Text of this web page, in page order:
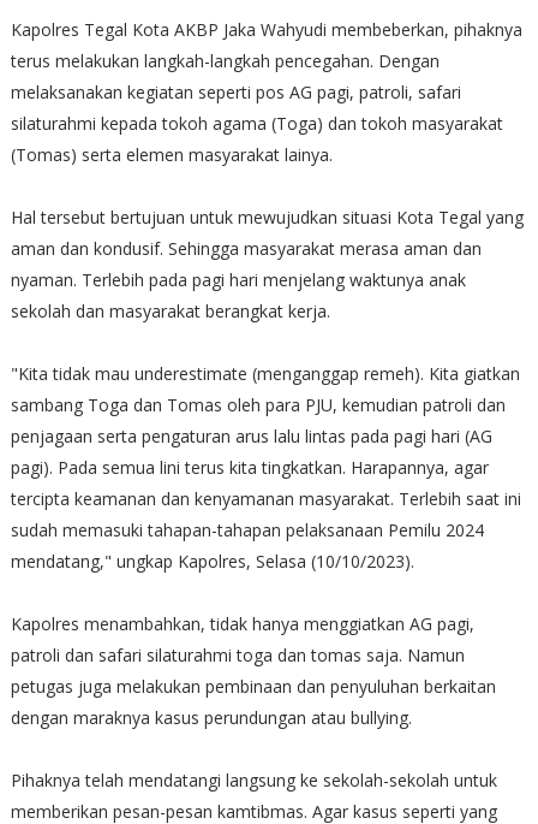
Kapolres Tegal Kota AKBP Jaka Wahyudi membeberkan, pihaknya
terus melakukan langkah-langkah pencegahan. Dengan
melaksanakan kegiatan seperti pos AG pagi, patroli, safari
silaturahmi kepada tokoh agama (Toga) dan tokoh masyarakat
(Tomas) serta elemen masyarakat lainya.
Hal tersebut bertujuan untuk mewujudkan situasi Kota Tegal yang
aman dan kondusif. Sehingga masyarakat merasa aman dan
nyaman. Terlebih pada pagi hari menjelang waktunya anak
sekolah dan masyarakat berangkat kerja.
"Kita tidak mau underestimate (menganggap remeh). Kita giatkan
sambang Toga dan Tomas oleh para PJU, kemudian patroli dan
penjagaan serta pengaturan arus lalu lintas pada pagi hari (AG
pagi). Pada semua lini terus kita tingkatkan. Harapannya, agar
tercipta keamanan dan kenyamanan masyarakat. Terlebih saat ini
sudah memasuki tahapan-tahapan pelaksanaan Pemilu 2024
mendatang," ungkap Kapolres, Selasa (10/10/2023).
Kapolres menambahkan, tidak hanya menggiatkan AG pagi,
patroli dan safari silaturahmi toga dan tomas saja. Namun
petugas juga melakukan pembinaan dan penyuluhan berkaitan
dengan maraknya kasus perundungan atau bullying.
Pihaknya telah mendatangi langsung ke sekolah-sekolah untuk
memberikan pesan-pesan kamtibmas. Agar kasus seperti yang